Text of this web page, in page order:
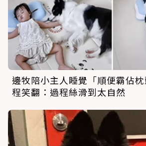
邊牧陪小主人睡覺「順便霸佔
程笑翻：過程絲滑到太自然